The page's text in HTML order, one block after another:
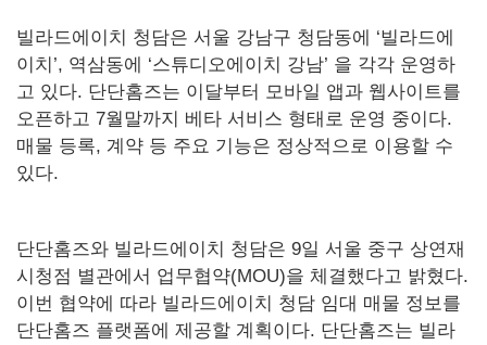
빌라드에이치 청담은 서울 강남구 청담동에 ‘빌라드에
이치’, 역삼동에 ‘스튜디오에이치 강남’ 을 각각 운영하
고 있다. 단단홈즈는 이달부터 모바일 앱과 웹사이트를
오픈하고 7월말까지 베타 서비스 형태로 운영 중이다.
매물 등록, 계약 등 주요 기능은 정상적으로 이용할 수
있다.
단단홈즈와 빌라드에이치 청담은 9일 서울 중구 상연재
시청점 별관에서 업무협약(MOU)을 체결했다고 밝혔다.
이번 협약에 따라 빌라드에이치 청담 임대 매물 정보를
단단홈즈 플랫폼에 제공할 계획이다. 단단홈즈는 빌라